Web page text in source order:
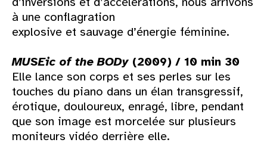
à une conflagration
explosive et sauvage d’énergie féminine.
MUSEic of the BODy (2009) / 10 min 30
Elle lance son corps et ses perles sur les
touches du piano dans un élan transgressif,
érotique, douloureux, enragé, libre, pendant
que son image est morcelée sur plusieurs
moniteurs vidéo derrière elle.